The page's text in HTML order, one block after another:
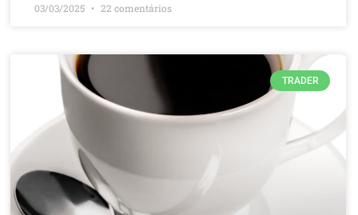
03/03/2025 22 comentários
TRADER